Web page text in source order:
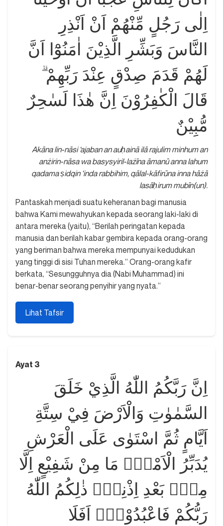
اِلٰى رَجُلٍ مِّنْهُمْ اَنْ اَنْذِرِ
النَّاسَ وَبَشِّرِ الَّذِيْنَ اٰمَنُوْٓا اَنَّ
لَهُمْ قَدَمَ صِدْقٍ عِنْدَ رَبِّهِمْ ۗ
قَالَ الْكٰفِرُوْنَ اِنَّ هٰذَا لَسٰحِرٌ
مُّبِيْنٌ
Akāna lin-nāsi ‘ajaban an auḥainā ilā rajulim minhum an
anżirin-nāsa wa basysyiril-lażīna āmanū anna lahum
qadama ṣidqin ‘inda rabbihim, qālal-kāfirūna inna hāżā
lasāḥirum mubīn(un).
Pantaskah menjadi suatu keheranan bagi manusia
bahwa Kami mewahyukan kepada seorang laki-laki di
antara mereka (yaitu), “Berilah peringatan kepada
manusia dan berilah kabar gembira kepada orang-orang
yang beriman bahwa mereka mempunyai kedudukan
yang tinggi di sisi Tuhan mereka.” Orang-orang kafir
berkata, “Sesungguhnya dia (Nabi Muhammad) ini
benar-benar seorang penyihir yang nyata.”
Lihat Tafsir
Ayat 3
اِنَّ رَبَّكُمُ اللّٰهُ الَّذِيْ خَلَقَ
السَّمٰوٰتِ وَالْاَرْضَ فِيْ سِتَّةِ
اَيَّامٍ ثُمَّ اسْتَوٰى عَلَى الْعَرْشِ
يُدَبِّرُ الْاَمْرَۗ مَا مِنْ شَفِيْعٍ اِلَّا
مِنْۢ بَعْدِ اِذْنِهٖۗ ذٰلِكُمُ اللّٰهُ
رَبُّكُمْ فَاعْبُدُوْهُۗ اَفَلَا